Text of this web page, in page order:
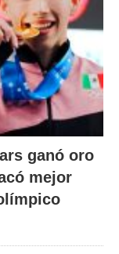
ganó oro
mejor